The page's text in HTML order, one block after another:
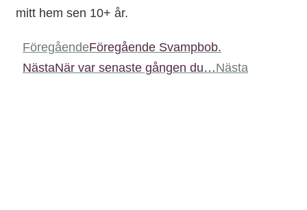
mitt hem sen 10+ år.
FöregåendeFöregående Svampbob.
NästaNär var senaste gången du…Nästa